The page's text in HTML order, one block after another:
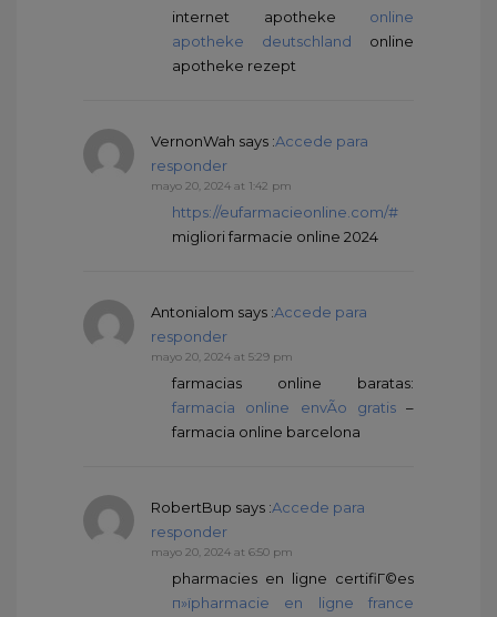
internet apotheke online
apotheke deutschland online
apotheke rezept
VernonWah says :Accede para
responder
mayo 20, 2024 at 1:42 pm
https://eufarmacieonline.com/#
migliori farmacie online 2024
Antonialom says :Accede para
responder
mayo 20, 2024 at 5:29 pm
farmacias online baratas:
farmacia online envÃ­o gratis–
farmacia online barcelona
RobertBup says :Accede para
responder
mayo 20, 2024 at 6:50 pm
pharmacies en ligne certifiГ©es
п»їpharmacie en ligne france